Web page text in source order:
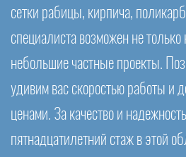
сетки рабицы, кирпича,
специалиста возможен не
небольшие частные проекты.
удивим вас скоростью работы и
ценами. За качество и
пятнадцатилетний стаж в этой